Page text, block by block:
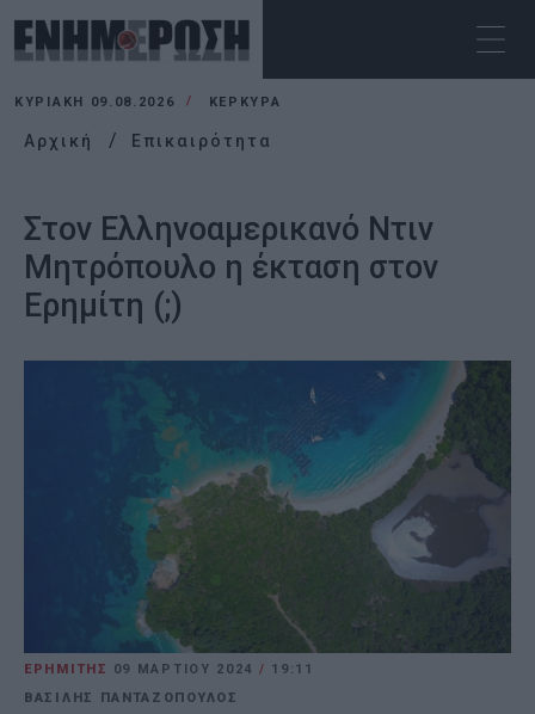
ΚΥΡΙΑΚΉ 09.08.2026 ΚΕΡΚΥΡΑ
Αρχική Επικαιρότητα
Στον Ελληνοαμερικανό Ντιν
Μητρόπουλο η έκταση στον
Ερημίτη (;)
ΕΡΗΜΙΤΗΣ 09 ΜΑΡΤΊΟΥ 2024 / 19:11
ΒΑΣΙΛΗΣ ΠΑΝΤΑΖΟΠΟΥΛΟΣ